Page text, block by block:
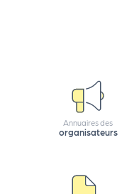
Annuaires des
organisateurs